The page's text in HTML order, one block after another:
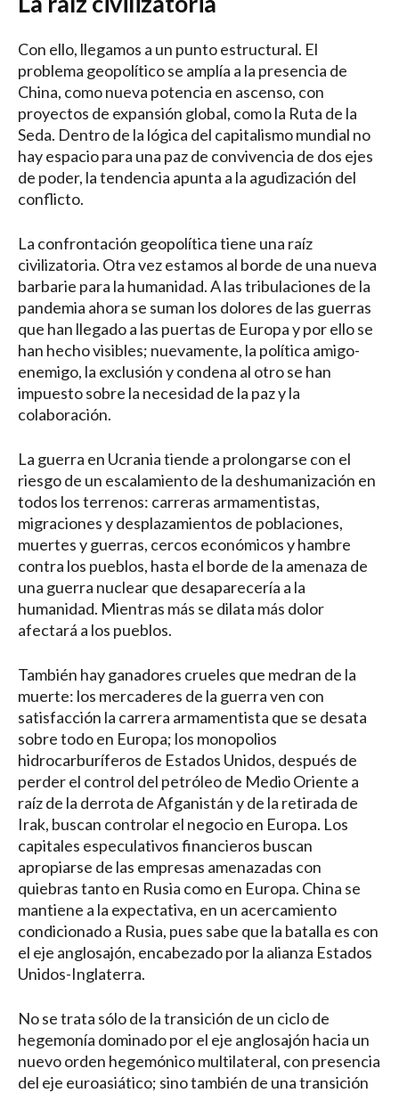
Con ello, llegamos a un punto estructural. El
problema geopolítico se amplía a la presencia de
China, como nueva potencia en ascenso, con
proyectos de expansión global, como la Ruta de la
Seda. Dentro de la lógica del capitalismo mundial no
hay espacio para una paz de convivencia de dos ejes
de poder, la tendencia apunta a la agudización del
conflicto.
La confrontación geopolítica tiene una raíz
civilizatoria. Otra vez estamos al borde de una nueva
barbarie para la humanidad. A las tribulaciones de la
pandemia ahora se suman los dolores de las guerras
que han llegado a las puertas de Europa y por ello se
han hecho visibles; nuevamente, la política amigo-
enemigo, la exclusión y condena al otro se han
impuesto sobre la necesidad de la paz y la
colaboración.
La guerra en Ucrania tiende a prolongarse con el
riesgo de un escalamiento de la deshumanización en
todos los terrenos: carreras armamentistas,
migraciones y desplazamientos de poblaciones,
muertes y guerras, cercos económicos y hambre
contra los pueblos, hasta el borde de la amenaza de
una guerra nuclear que desaparecería a la
humanidad. Mientras más se dilata más dolor
afectará a los pueblos.
También hay ganadores crueles que medran de la
muerte: los mercaderes de la guerra ven con
satisfacción la carrera armamentista que se desata
sobre todo en Europa; los monopolios
hidrocarburíferos de Estados Unidos, después de
perder el control del petróleo de Medio Oriente a
raíz de la derrota de Afganistán y de la retirada de
Irak, buscan controlar el negocio en Europa. Los
capitales especulativos financieros buscan
apropiarse de las empresas amenazadas con
quiebras tanto en Rusia como en Europa. China se
mantiene a la expectativa, en un acercamiento
condicionado a Rusia, pues sabe que la batalla es con
el eje anglosajón, encabezado por la alianza Estados
Unidos-Inglaterra.
No se trata sólo de la transición de un ciclo de
hegemonía dominado por el eje anglosajón hacia un
nuevo orden hegemónico multilateral, con presencia
del eje euroasiático; sino también de una transición